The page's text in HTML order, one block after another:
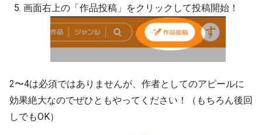
画面右上の「作品投稿」をクリックして投稿開始！
2〜4は必須ではありませんが、作者としてのアピールに
効果絶大なのでぜひともやってください！（もちろん後回
しでもOK）